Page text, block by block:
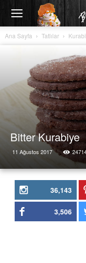
Ana Sayfa Tatlılar
Bitter Kurabiye
11 Ağustos 2017
36,143
3,506